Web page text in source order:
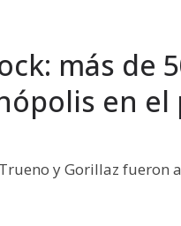
más de
en
y Gorillaz